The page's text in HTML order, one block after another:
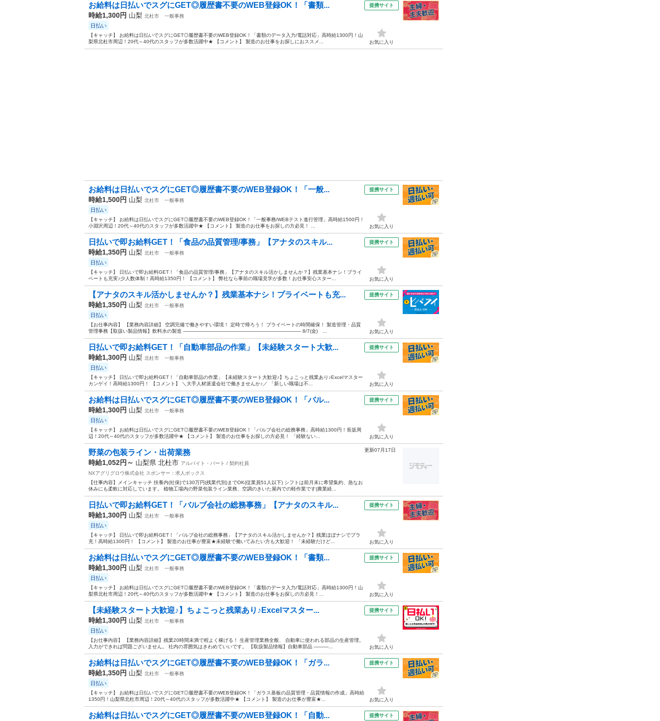
お給料は日払いでスグにGET◎履歴書不要のWEB登録OK！「書類...
時給1,300円 山梨 北杜市 一般事務
日払い
【キャッチ】 お給料は日払いでスグにGET◎履歴書不要のWEB登録OK！「書類のデータ入力/電話対応」高時給1300円！山
梨県北杜市周辺！20代～40代のスタッフが多数活躍中★ 【コメント】 製造のお仕事をお探しにおススメ...
提携サイト
お気に入り
お給料は日払いでスグにGET◎履歴書不要のWEB登録OK！「一般...
時給1,500円 山梨 北杜市 一般事務
日払い
【キャッチ】 お給料は日払いでスグにGET◎履歴書不要のWEB登録OK！「一般事務/WEBテスト進行管理」高時給1500円！
小淵沢周辺！20代～40代のスタッフが多数活躍中★ 【コメント】 製造のお仕事をお探しの方必見！ ...
提携サイト
お気に入り
日払いで即お給料GET！「食品の品質管理/事務」【アナタのスキル...
時給1,350円 山梨 北杜市 一般事務
日払い
【キャッチ】 日払いで即お給料GET！「食品の品質管理/事務」【アナタのスキル活かしませんか？】残業基本ナシ！プライ
ベートも充実♪少人数体制！高時給1350円！ 【コメント】 弊社なら事前の職場見学が多数！お仕事安心スター...
提携サイト
お気に入り
【アナタのスキル活かしませんか？】残業基本ナシ！プライベートも充...
時給1,350円 山梨 北杜市 一般事務
日払い
【お仕事内容】 【業務内容詳細】 空調完備で働きやすい環境！ 定時で帰ろう！ プライベートの時間確保！ 製造管理・品質
管理事務【取扱い製品情報】飲料水の製造 ―――――――――――――――――――――――― 8/7(金) ...
提携サイト
お気に入り
日払いで即お給料GET！「自動車部品の作業」【未経験スタート大歓...
時給1,300円 山梨 北杜市 一般事務
日払い
【キャッチ】 日払いで即お給料GET！「自動車部品の作業」【未経験スタート大歓迎♪】ちょこっと残業あり♪Excelマスター
カンゲイ！高時給1300円！ 【コメント】 ＼大手人材派遣会社で働きませんか♪／ 「新しい職場は不...
提携サイト
お気に入り
お給料は日払いでスグにGET◎履歴書不要のWEB登録OK！「バル...
時給1,300円 山梨 北杜市 一般事務
日払い
【キャッチ】 お給料は日払いでスグにGET◎履歴書不要のWEB登録OK！「バルブ会社の総務事務」高時給1300円！長坂周
辺！20代～40代のスタッフが多数活躍中★ 【コメント】 製造のお仕事をお探しの方必見！ 「経験ない...
提携サイト
お気に入り
野菜の包装ライン・出荷業務
時給1,052円～ 山梨県 北杜市 アルバイト・パート / 契約社員
NXアグリグロウ株式会社 スポンサー：求人ボックス
【仕事内容】メインキャッチ 扶養内(社保)で130万円(残業代別)までOK(従業員51人以下) シフトは前月末に希望集約、急なお
休みにも柔軟に対応しています。 植物工場内の野菜包装ライン業務、空調のきいた屋内での軽作業です(農業経...
更新07月17日
日払いで即お給料GET！「バルブ会社の総務事務」【アナタのスキル...
時給1,300円 山梨 北杜市 一般事務
日払い
【キャッチ】 日払いで即お給料GET！「バルブ会社の総務事務」【アナタのスキル活かしませんか？】残業ほぼナシでプラ
充！高時給1300円！ 【コメント】 製造のお仕事が豊富★未経験で働いてみたい方も大歓迎！ 「未経験だけど...
提携サイト
お気に入り
お給料は日払いでスグにGET◎履歴書不要のWEB登録OK！「書類...
時給1,300円 山梨 北杜市 一般事務
日払い
【キャッチ】 お給料は日払いでスグにGET◎履歴書不要のWEB登録OK！「書類のデータ入力/電話対応」高時給1300円！山
梨県北杜市周辺！20代～40代のスタッフが多数活躍中★ 【コメント】 製造のお仕事をお探しの方必見！...
提携サイト
お気に入り
【未経験スタート大歓迎♪】ちょこっと残業あり♪Excelマスター...
時給1,300円 山梨 北杜市 一般事務
日払い
【お仕事内容】 【業務内容詳細】残業20時間未満で程よく稼げる！ 生産管理業務全般、 自動車に使われる部品の生産管理。
入力ができれば問題ございません。 社内の雰囲気はきわめていいです。 【取扱製品情報】自動車部品 ―――...
提携サイト
お気に入り
お給料は日払いでスグにGET◎履歴書不要のWEB登録OK！「ガラ...
時給1,350円 山梨 北杜市 一般事務
日払い
【キャッチ】 お給料は日払いでスグにGET◎履歴書不要のWEB登録OK！「ガラス基板の品質管理・品質情報の作成」高時給
1350円！山梨県北杜市周辺！20代～40代のスタッフが多数活躍中★ 【コメント】 製造のお仕事が豊富★...
提携サイト
お気に入り
お給料は日払いでスグにGET◎履歴書不要のWEB登録OK！「自動... 提携サイト